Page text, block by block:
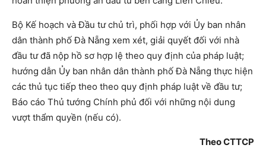
Bộ Kế hoạch và Đầu tư chủ trì, phối hợp với Ủy ban nhân
dân thành phố Đà Nẵng xem xét, giải quyết đối với nhà
đầu tư đã nộp hồ sơ hợp lệ theo quy định của pháp luật;
hướng dẫn Ủy ban nhân dân thành phố Đà Nẵng thực hiện
các thủ tục tiếp theo theo quy định pháp luật về đầu tư;
Báo cáo Thủ tướng Chính phủ đối với những nội dung
vượt thẩm quyền (nếu có).
Theo CTTCP